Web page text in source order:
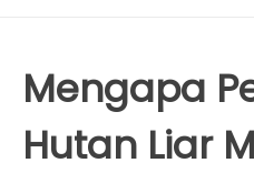
Mengapa
Hutan Liar